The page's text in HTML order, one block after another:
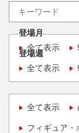
登場月
全て表示
登場週
全て表示
全て表示
フィギュア・